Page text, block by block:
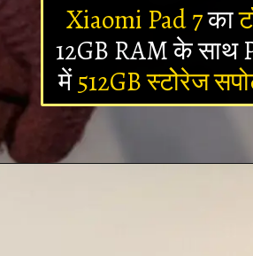
Xiaomi Pad 7का
12GB RAM के साथ
में512GB स्टोेरेज